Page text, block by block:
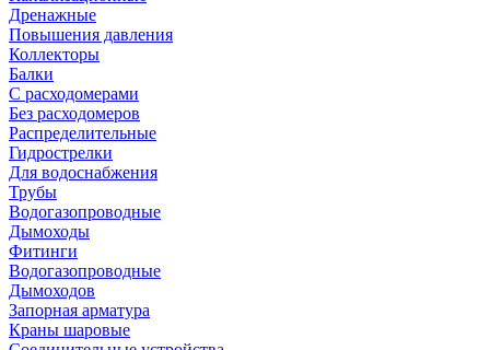
Дренажные
Повышения давления
Коллекторы
Балки
С расходомерами
Без расходомеров
Распределительные
Гидрострелки
Для водоснабжения
Трубы
Водогазопроводные
Дымоходы
Фитинги
Водогазопроводные
Дымоходов
Запорная арматура
Краны шаровые